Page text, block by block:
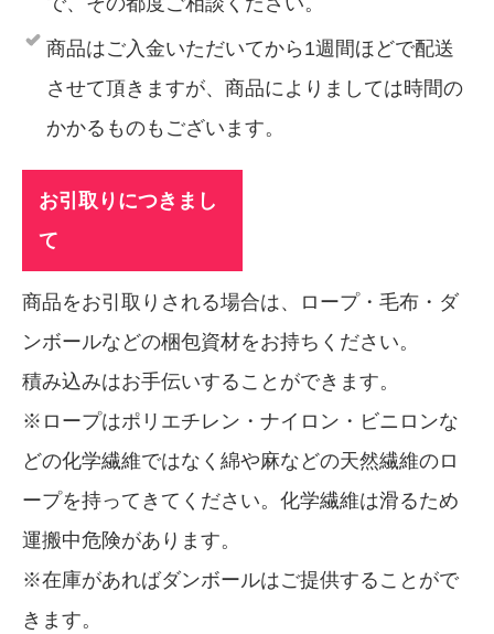
商品はご入金いただいてから1週間ほどで配送
させて頂きますが、商品によりましては時間の
かかるものもございます。
お引取りにつきまし
て
商品をお引取りされる場合は、ロープ・毛布・ダ
ンボールなどの梱包資材をお持ちください。
積み込みはお手伝いすることができます。
※ロープはポリエチレン・ナイロン・ビニロンな
どの化学繊維ではなく綿や麻などの天然繊維のロ
ープを持ってきてください。化学繊維は滑るため
運搬中危険があります。
※在庫があればダンボールはご提供することがで
きます。